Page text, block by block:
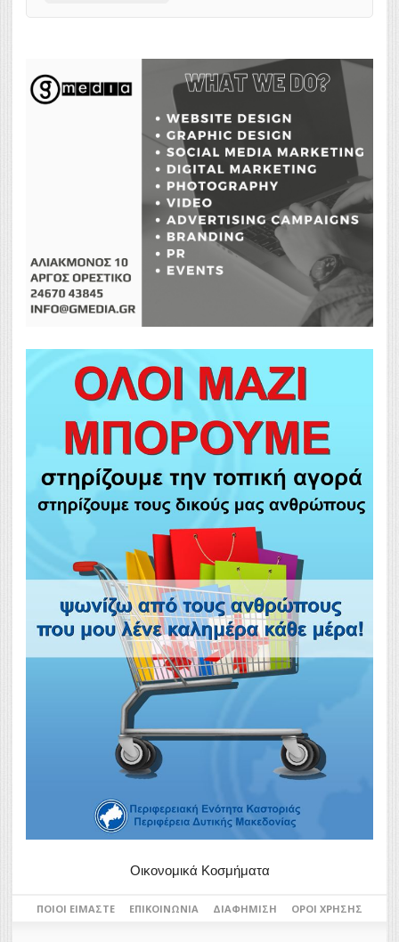
Οικονομικά Κοσμήματα
ΠΟΙΟΙ ΕΊΜΑΣΤΕ ΕΠΙΚΟΙΝΩΝΊΑ ΔΙΑΦΉΜΙΣΗ ΌΡΟΙ ΧΡΉΣΗΣ